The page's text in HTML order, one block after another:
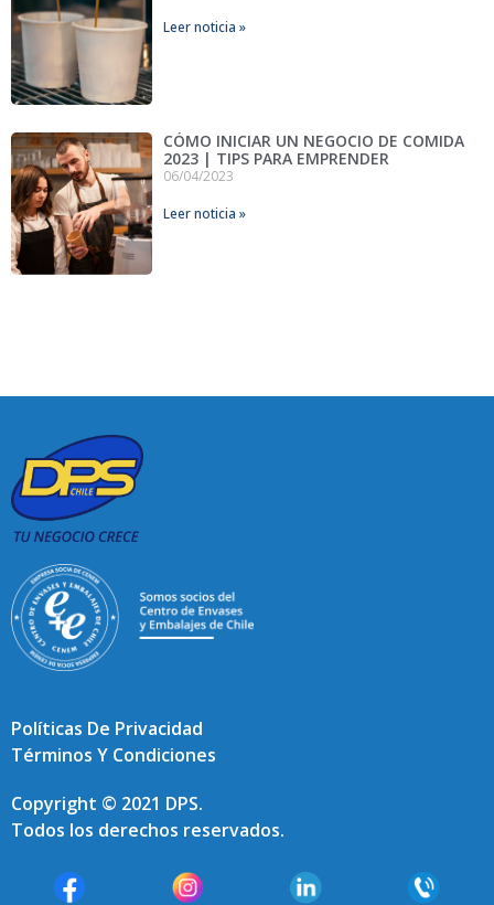
Leer noticia »
CÓMO INICIAR UN NEGOCIO DE COMIDA
2023 | TIPS PARA EMPRENDER
06/04/2023
Leer noticia »
Políticas De Privacidad
Términos Y Condiciones
Copyright © 2021 DPS.
Todos los derechos reservados.